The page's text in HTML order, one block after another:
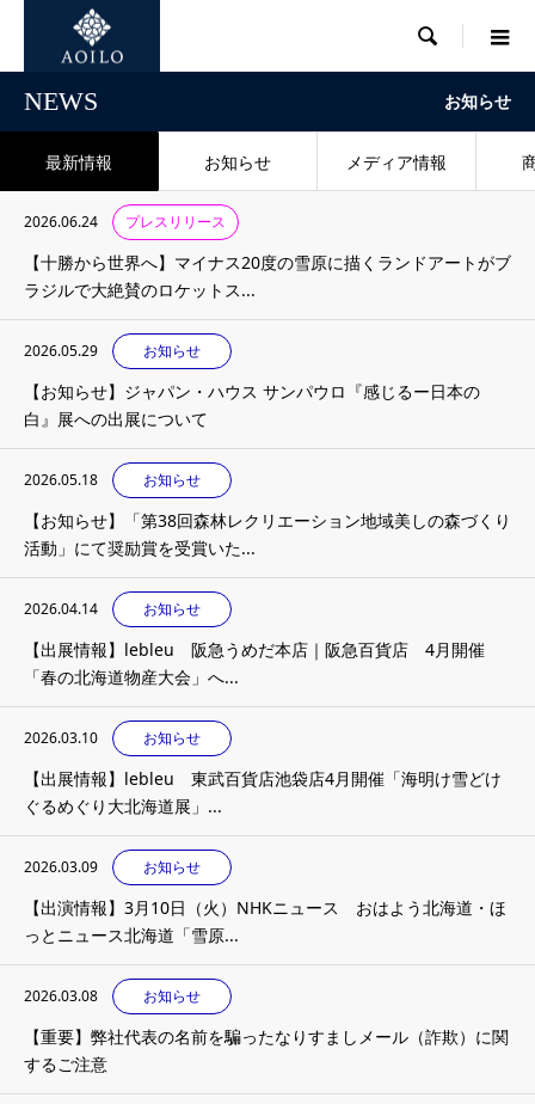

NEWS お知らせ
最新情報 お知らせ メディア情報
2026.06.24 プレスリリース
【十勝から世界へ】マイナス20度の雪原に描くランドアートがブ
ラジルで大絶賛のロケットス...
2026.05.29 お知らせ
【お知らせ】ジャパン・ハウス サンパウロ『感じるー日本の
白』展への出展について
2026.05.18 お知らせ
【お知らせ】「第38回森林レクリエーション地域美しの森づくり
活動」にて奨励賞を受賞いた...
2026.04.14 お知らせ
【出展情報】lebleu 阪急うめだ本店｜阪急百貨店 4月開催
「春の北海道物産大会」へ...
2026.03.10 お知らせ
【出展情報】lebleu 東武百貨店池袋店4月開催「海明け雪どけ
ぐるめぐり大北海道展」...
2026.03.09 お知らせ
【出演情報】3月10日（火）NHKニュース おはよう北海道・ほ
っとニュース北海道「雪原...
2026.03.08 お知らせ
【重要】弊社代表の名前を騙ったなりすましメール（詐欺）に関
するご注意